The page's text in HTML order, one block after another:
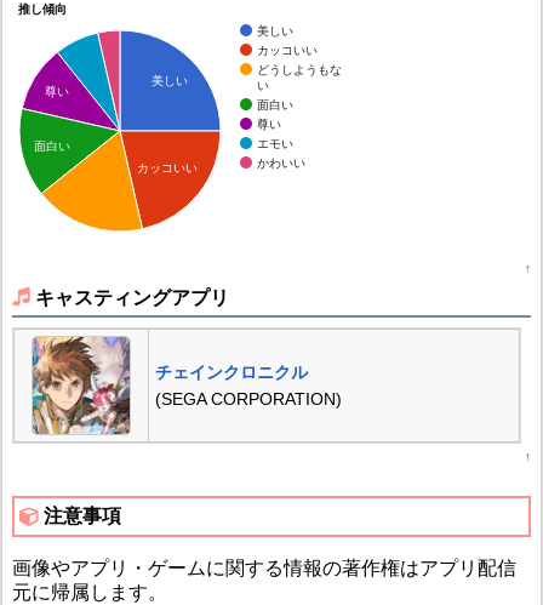
推し傾向
美しい
カッコいい
どうしようもな
い
面白い
尊い
エモい
かわいい
美しい
カッコいい
尊い
面白い
↑
キャスティングアプリ
チェインクロニクル
(SEGA CORPORATION)
↑
注意事項
画像やアプリ・ゲームに関する情報の著作権はアプリ配信
元に帰属します。